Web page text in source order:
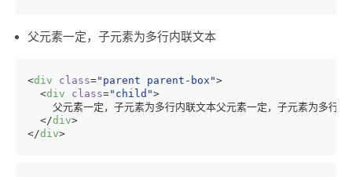
父元素一定，子元素为多行内联文本
<div class="parent parent-box">
<div class="child">
父元素一定，子元素为多行内联文本父元素一定，子元素为多行
</div>
</div>